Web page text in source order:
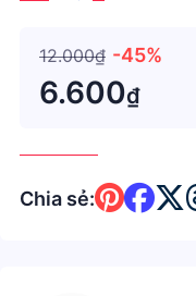
12.000₫ -45%
6.600₫
Chia sẻ: